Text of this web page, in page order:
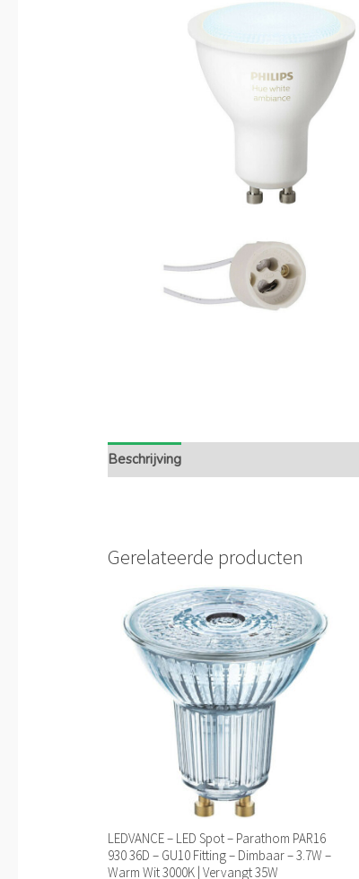
Beschrijving
Gerelateerde producten
LEDVANCE – LED Spot – Parathom PAR16
930 36D – GU10 Fitting – Dimbaar – 3.7W –
Warm Wit 3000K | Vervangt 35W